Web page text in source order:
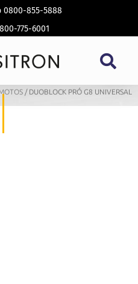
0800-855-5888
775-6001
/ DUOBLOCK PRÓ G8 UNIVERSAL